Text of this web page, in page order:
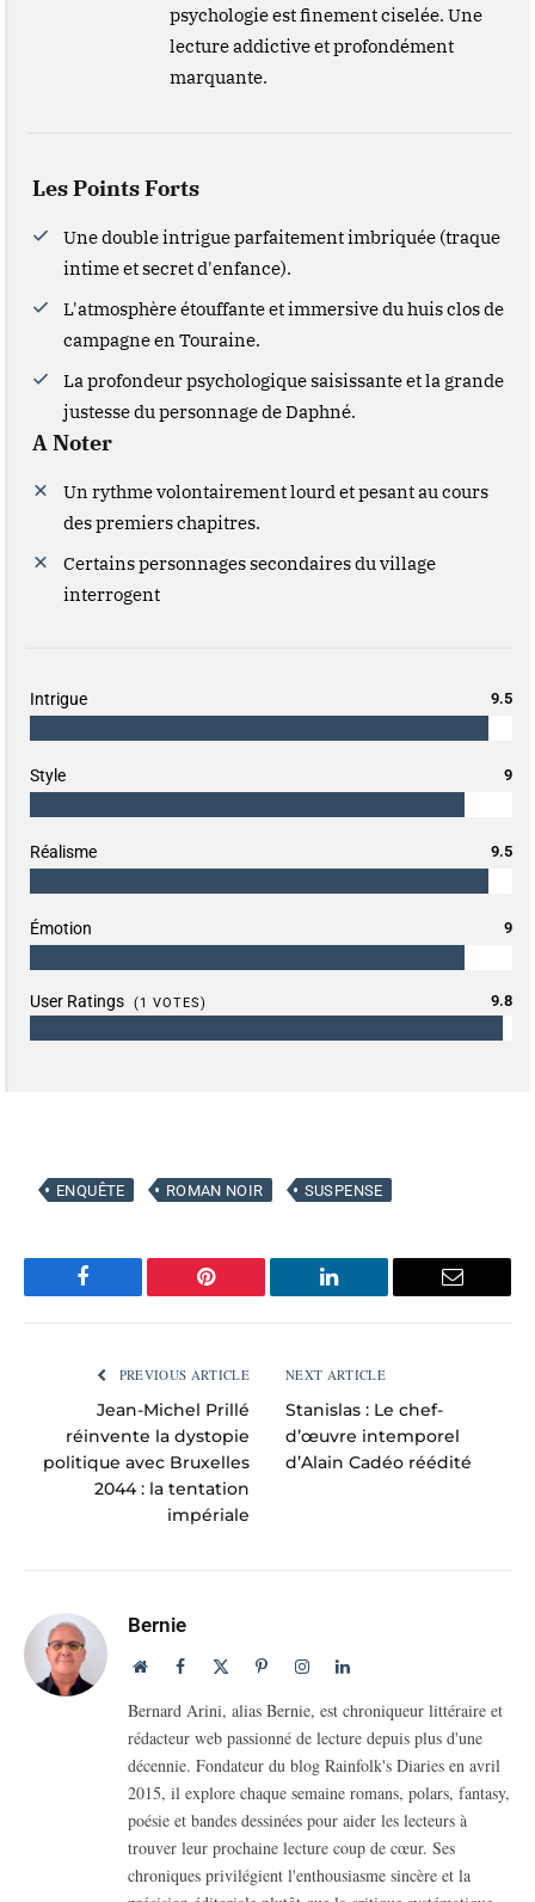
psychologie est finement ciselée. Une
lecture addictive et profondément
marquante.
Les Points Forts
Une double intrigue parfaitement imbriquée (traque
intime et secret d'enfance).
L'atmosphère étouffante et immersive du huis clos de
campagne en Touraine.
La profondeur psychologique saisissante et la grande
justesse du personnage de Daphné.
A Noter
Un rythme volontairement lourd et pesant au cours
des premiers chapitres.
Certains personnages secondaires du village
interrogent
Intrigue 9.5
Style 9
Réalisme 9.5
Émotion 9
User Ratings (1 VOTES) 9.8
ENQUÊTE ROMAN NOIR SUSPENSE
Facebook Pinterest LinkedIn Email
PREVIOUS ARTICLE
Jean-Michel Prillé
réinvente la dystopie
politique avec Bruxelles
2044 : la tentation
impériale
NEXT ARTICLE
Stanislas : Le chef-
d’œuvre intemporel
d’Alain Cadéo réédité
Bernie
WebsiteFacebook PinterestInstagramLinkedIn
Bernard Arini, alias Bernie, est chroniqueur littéraire et
rédacteur web passionné de lecture depuis plus d'une
décennie. Fondateur du blog Rainfolk's Diaries en avril
2015, il explore chaque semaine romans, polars, fantasy,
poésie et bandes dessinées pour aider les lecteurs à
trouver leur prochaine lecture coup de cœur. Ses
chroniques privilégient l'enthousiasme sincère et la